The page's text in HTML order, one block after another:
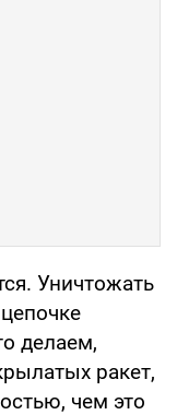
Уничтожать
делаем,
ракет,
чем это